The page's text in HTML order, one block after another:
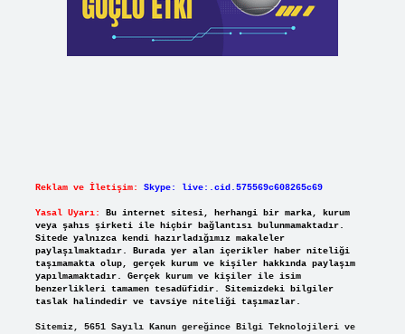
Reklam ve İletişim: Skype: live:.cid.575569c608265c69
Yasal Uyarı:
Bu internet sitesi, herhangi bir marka, kurum
veya şahıs şirketi ile hiçbir bağlantısı bulunmamaktadır.
Sitede yalnızca kendi hazırladığımız makaleler
paylaşılmaktadır. Burada yer alan içerikler haber niteliği
taşımamakta olup, gerçek kurum ve kişiler hakkında paylaşım
yapılmamaktadır. Gerçek kurum ve kişiler ile isim
benzerlikleri tamamen tesadüfidir. Sitemizdeki bilgiler
taslak halindedir ve tavsiye niteliği taşımazlar.
Sitemiz, 5651 Sayılı Kanun gereğince Bilgi Teknolojileri ve